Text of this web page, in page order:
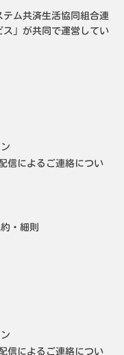
ム共済生活協同組合連
」が共同で運営してい
信によるご連絡につい
・細則
信によるご連絡につい